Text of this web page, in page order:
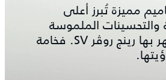
مميزة تُبرز أعلى
والتحسينات الملموسة
الفاخرة التي تشتهر بها رينج روڤر SV. فخامة